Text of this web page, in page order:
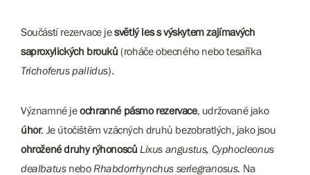
Součástí rezervace jesvětlý les s výskytem zajímavých
saproxylických brouků (roháče obecného nebo tesaříka
Trichoferus pallidus).
Významné jeochranné pásmo rezervace, udržované jako
úhor. Je útočištěm vzácných druhů bezobratlých, jako jsou
ohrožené druhy rýhonosců Lixus angustus, Cyphocleonus
dealbatusnebo Rhabdorrhynchus seriegranosus. Na